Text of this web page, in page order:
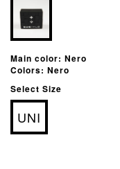
Main color: Nero
Colors: Nero
Select Size
UNI